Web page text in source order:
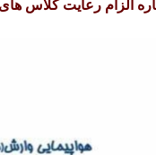
الزام رعایت کلاس های